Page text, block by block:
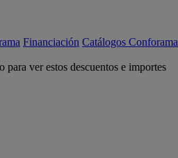
Financiación Catálogos Conforama
ver estos descuentos e importes